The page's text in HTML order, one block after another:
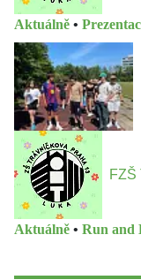
Aktuálně •
FZŠ
Aktuálně • Run and